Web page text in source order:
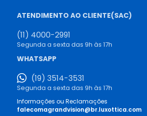
ATENDIMENTO AO CLIENTE(SAC)
(11) 4000-2991
Segunda a sexta das 9h às 17h
WHATSAPP
(19) 3514-3531
Segunda a sexta das 9h às 17h
Informações ou Reclamações
falecomagrandvision@br.luxottica.com